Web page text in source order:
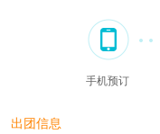
手机预订
出团信息